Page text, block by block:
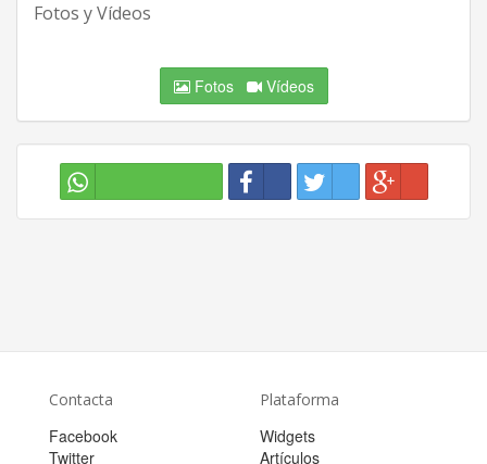
Fotos y Vídeos
Fotos Vídeos
Contacta
Facebook
Twitter
Plataforma
Widgets
Artículos